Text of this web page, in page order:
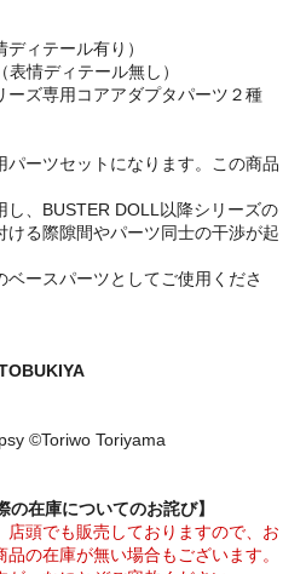
ィテール有り）
表情ディテール無し）
ーズ専用コアアダプタパーツ２種
ーツセットになります。この商品
、BUSTER DOLL以降シリーズの
る際隙間やパーツ同士の干渉が起
ースパーツとしてご使用くださ
©Toriwo Toriyama
の在庫についてのお詫び】
頭でも販売しておりますので、お
の在庫が無い場合もございます。